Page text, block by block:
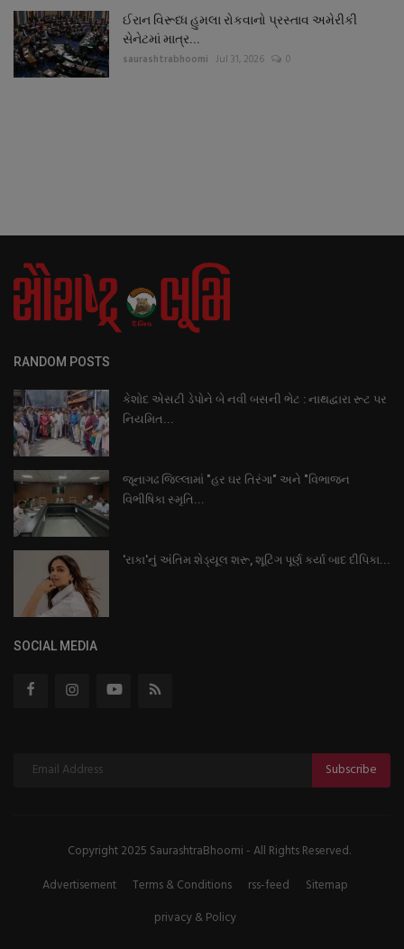
ઈરાન વિરૂધ્ધ હુમલા રોકવાનો પ્રસ્તાવ અમેરીકી
સેનેટમાં માત્ર...
saurashtrabhoomi Jul 31, 2026 0
RANDOM POSTS
કેશોદ એસટી ડેપોને બે નવી બસની ભેટ : નાથદ્વારા રૂટ પર
નિયમિત...
જૂનાગઢ જિલ્લામાં "હર ઘર તિરંગા" અને "વિભાજન
વિભીષિકા સ્મૃતિ...
'રાકા'નું અંતિમ શેડ્યૂલ શરૂ, શૂટિંગ પૂર્ણ કર્યા બાદ દીપિકા...
SOCIAL MEDIA
Subscribe
Copyright 2025 SaurashtraBhoomi - All Rights Reserved.
Advertisement
Terms & Conditions rss-feed
Sitemap
privacy & Policy